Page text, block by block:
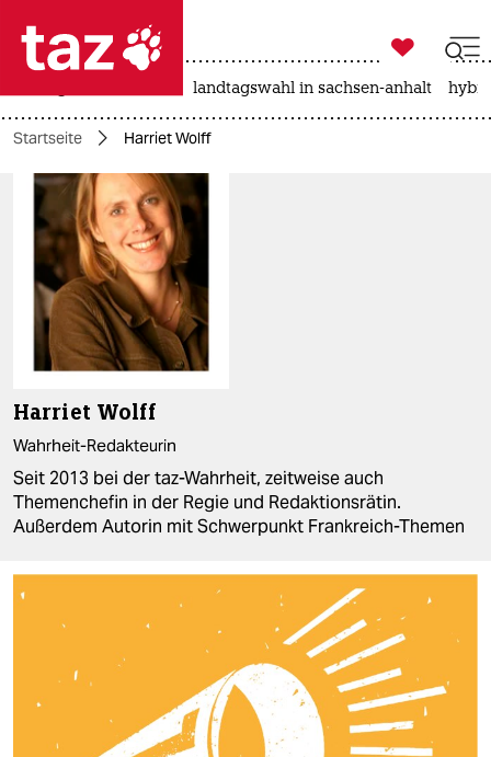
 taz zahl ich
taz zahl ich
themen
politik
öko
gesellschaft
kultur
sport
berlin
nord
wahrheit
verlag
veranstaltungen

taz zahl ich
landtagswahl in sachsen-anhalt
Startseite Harriet Wolff
Harriet Wolff
Wahrheit-Redakteurin
Seit 2013 bei der taz-Wahrheit, zeitweise auch
Themenchefin in der Regie und Redaktionsrätin.
Außerdem Autorin mit Schwerpunkt Frankreich-Themen